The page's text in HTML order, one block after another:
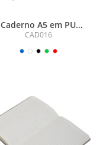
Caderno A5 em PU
(21x14,9cm)
CAD016